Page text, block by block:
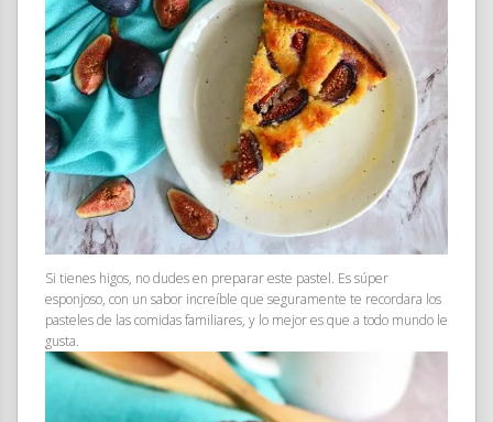
Si tienes higos, no dudes en preparar este pastel. Es súper
esponjoso, con un sabor increíble que seguramente te recordara los
pasteles de las comidas familiares, y lo mejor es que a todo mundo le
gusta.